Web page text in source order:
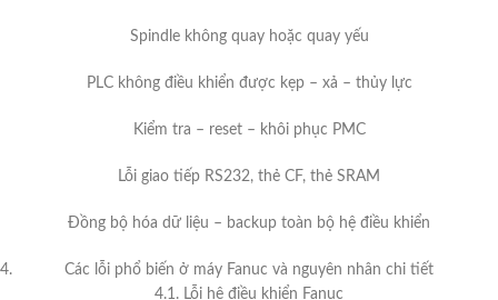
Spindle không quay hoặc quay yếu
PLC không điều khiển được kẹp – xả – thủy lực
Kiểm tra – reset – khôi phục PMC
Lỗi giao tiếp RS232, thẻ CF, thẻ SRAM
Đồng bộ hóa dữ liệu – backup toàn bộ hệ điều khiển
Các lỗi phổ biến ở máy Fanuc và nguyên nhân chi tiết
4.1. Lỗi hệ điều khiển Fanuc